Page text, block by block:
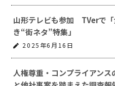
山形テレビも参加 TVerで「
き“街ネタ”特集」
2025年6月16日
人権尊重・コンプライアン